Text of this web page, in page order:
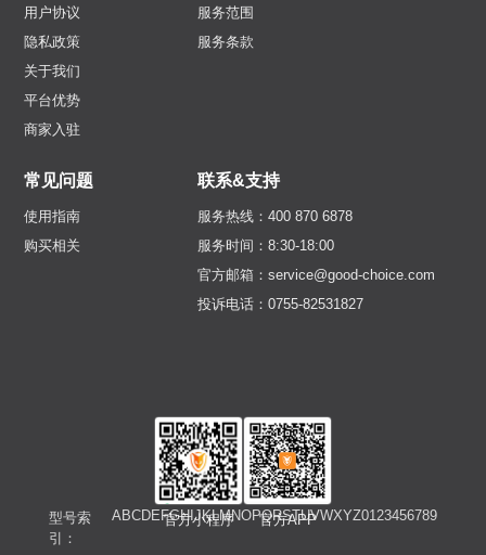
用户协议
隐私政策
关于我们
平台优势
商家入驻
服务范围
服务条款
常见问题
使用指南
购买相关
联系&支持
服务热线：400 870 6878
服务时间：8:30-18:00
官方邮箱：service@good-choice.com
投诉电话：0755-82531827
官方小程序 官方APP
型号索
引：
ABCDE FGHIJKLMNOPQRSTUVWXYZ0123456789